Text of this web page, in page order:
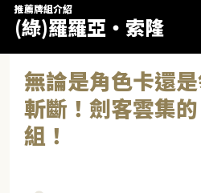
推薦牌組介紹
(綠)羅羅亞・索隆
無論是角色卡還
斬斷！劍客雲集
組！